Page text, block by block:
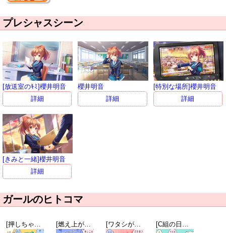
プレシャスシーン
[放送室のｷﾐ]櫻井明音
詳細
櫻井明音
詳細
[特別な場所]櫻井明音
詳細
[きみと一緒]櫻井明音
詳細
ガールのヒトコマ
[押しちゃダメだけど…]押井知 [燃え上がる実況魂]櫻井明音 [ワタシが最強アル！]李春燕 [C組の日常]八束由紀恵